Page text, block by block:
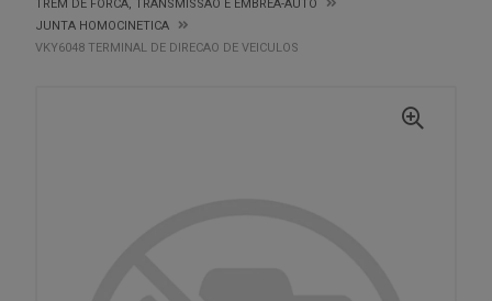
TREM DE FORCA, TRANSMISSAO E EMBREA-AUTO
JUNTA HOMOCINETICA
VKY6048 TERMINAL DE DIRECAO DE VEICULOS